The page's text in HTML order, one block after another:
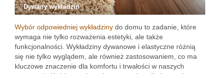
Dywany wykładzin
Wybór odpowiedniej wykładziny do domu to zadanie, które
wymaga nie tylko rozważenia estetyki, ale także
funkcjonalności. Wykładziny dywanowe i elastyczne różnią
się nie tylko wyglądem, ale również zastosowaniem, co ma
kluczowe znaczenie dla komfortu i trwałości w naszych